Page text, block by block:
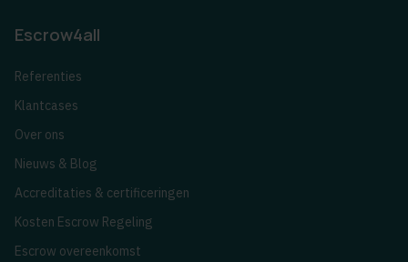
Escrow4all
Referenties
Klantcases
Over ons
Nieuws & Blog
Accreditaties & certificeringen
Kosten Escrow Regeling
Escrow overeenkomst